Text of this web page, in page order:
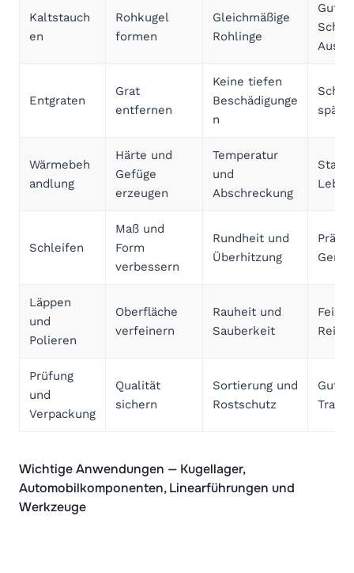
Kaltstauch
en
Rohkugel
formen
Gleichmäßige
Rohlinge
Gute
Entgraten
Grat
entfernen
Keine tiefen
Beschädigunge
n
Wärmebeh
andlung
Härte und
Gefüge
erzeugen
Temperatur
und
Abschreckung
Schleifen
Maß und
Form
verbessern
Rundheit und
Überhitzung
Läppen
und
Polieren
Oberfläche
verfeinern
Rauheit und
Sauberkeit
Feine
Prüfung
und
Verpackung
Qualität
sichern
Sortierung und
Rostschutz
Gute
Wichtige Anwendungen — Kugellager,
Automobilkomponenten, Linearführungen und
Werkzeuge